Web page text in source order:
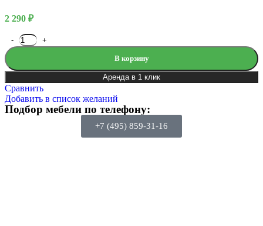
2 290 ₽
В корзину
Аренда в 1 клик
Сравнить
Добавить в список желаний
Подбор мебели по телефону:
+7 (495) 859-31-16